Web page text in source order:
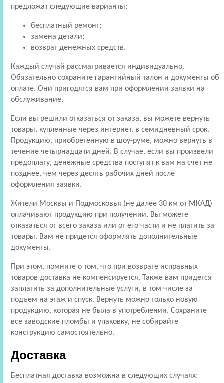
предложат следующие варианты:
бесплатный ремонт;
замена детали;
возврат денежных средств.
Каждый случай рассматривается индивидуально.
Обязательно сохраните гарантийный талон и документы об
оплате. Они пригодятся вам при оформлении заявки на
обслуживание.
Если вы решили отказаться от заказа, вы можете вернуть
товары, купленные через интернет, в семидневный срок.
Продукцию, приобретенную в шоу-руме, можно вернуть в
течение четырнадцати дней. В случае, если вы произвели
предоплату, денежные средства поступят к вам на счет не
позднее, чем через десять рабочих дней после
оформления заявки.
Жители Москвы и Подмосковья (не далее 30 км от МКАД)
оплачивают продукцию при получении. Вы можете
отказаться от всего заказа или от его части и не платить за
товары. Вам не придется оформлять дополнительные
документы.
При этом, помните о том, что при возврате исправных
товаров доставка не компенсируется. Также вам придется
заплатить за дополнительные услуги, в том числе за
подъем на этаж и спуск. Вернуть можно только новую
продукцию, которая не была в употреблении. Сохраните
все заводские пломбы и упаковку, не собирайте
конструкцию самостоятельно.
Доставка
Бесплатная доставка возможна в следующих случаях: